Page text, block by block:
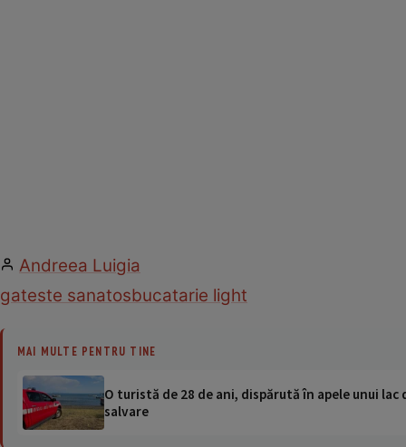
Andreea Luigia
gateste sanatosbucatarie light
MAI MULTE PENTRU TINE
O turistă de 28 de ani, dispărută în apele unui
salvare